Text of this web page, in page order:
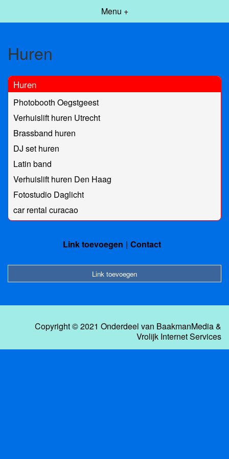
Menu +
Huren
Huren
Photobooth Oegstgeest
Verhuislift huren Utrecht
Brassband huren
DJ set huren
Latin band
Verhuislift huren Den Haag
Fotostudio Daglicht
car rental curacao
Link toevoegen Contact
Link toevoegen
Copyright © 2021 Onderdeel van BaakmanMedia&
Vrolijk Internet Services